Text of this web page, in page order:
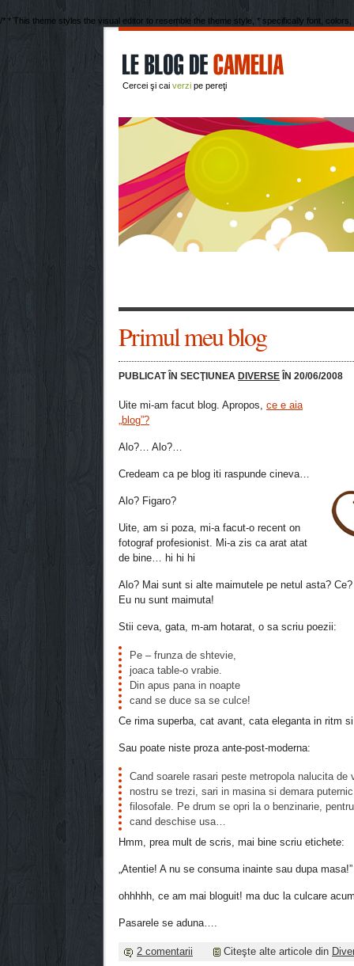
/* * This theme styles the visual editor to resemble the theme style, * specifically font,
Cercei şi cai verzi pe pereţi
Primul meu blog
PUBLICAT ÎN SECŢIUNEA DIVERSE ÎN 20/06/2008
Uite mi-am facut blog. Apropos, ce e aia
„blog”?
Alo?… Alo?…
Credeam ca pe blog iti raspunde cineva…
Alo? Figaro?
Uite, am si poza, mi-a facut-o recent on
fotograf profesionist. Mi-a zis ca arat atat
de bine… hi hi hi
Alo? Mai sunt si alte maimutele pe netul asta?
Eu nu sunt maimuta!
Stii ceva, gata, m-am hotarat, o sa scriu poezii:
Pe – frunza de shtevie,
joaca table-o vrabie.
Din apus pana in noapte
cand se duce sa se culce!
Ce rima superba, cat avant, cata eleganta in ritm
Sau poate niste proza ante-post-moderna:
Cand soarele rasari peste metropola nalucita de
nostru se trezi, sari in masina si demara
filosofale. Pe drum se opri la o benzinarie,
cand deschise usa…
Hmm, prea mult de scris, mai bine scriu etichete:
„Atentie! A nu se consuma inainte sau dupa masa!”
ohhhhh, ce am mai bloguit! ma duc la culcare
Pasarele se aduna….
2 comentarii Citeşte alte articole din